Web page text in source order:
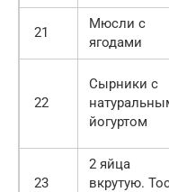
21
Мюсли с
ягодами
22
Сырники с
йогуртом
23
2 яйца
вкрутую.